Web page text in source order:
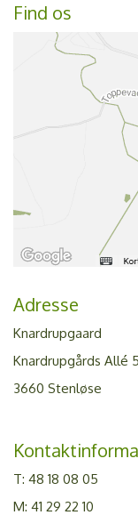
Find os
Adresse
Knardrupgaard
Knardrupgårds Allé 5
3660 Stenløse
T: 48 18 08 05
M: 41 29 22 10